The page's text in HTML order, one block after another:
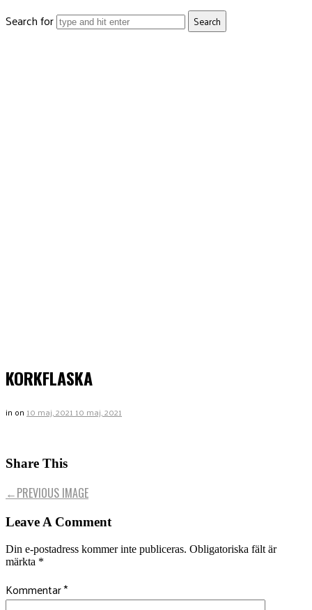
Search for
KORKFLASKA
in on 10 maj, 2021 10 maj, 2021
Share This
←PREVIOUS IMAGE
Leave A Comment
Din e-postadress kommer inte publiceras. Obligatoriska fält är
märkta *
Kommentar*